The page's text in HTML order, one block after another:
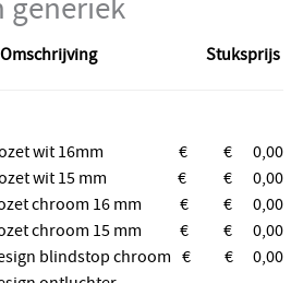
generiek
Omschrijving Stuksprijs
wit 16mm € €
0,00
wit 15 mm € €
0,00
chroom 16 mm € €
0,00
chroom 15 mm € €
0,00
blindstop chroom € €
0,00